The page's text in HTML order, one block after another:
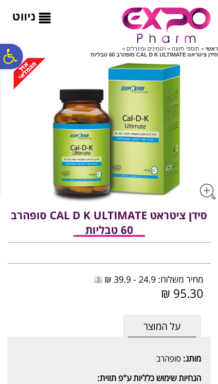
ניווט
ראשי > תוספי תזונה > ויטמינים ומינרלים >
סידן ציטראט CAL D K ULTIMATE סופהרב 60 טבליות
סידן ציטראט CAL D K ULTIMATE סופהרב
60 טבליות
מחיר משלוח: 24.9 - 39.9 ₪
95.30 ₪
על המוצר
מותג: סופהרב
הנחיות שימוש כלליות ע"פ תווית: